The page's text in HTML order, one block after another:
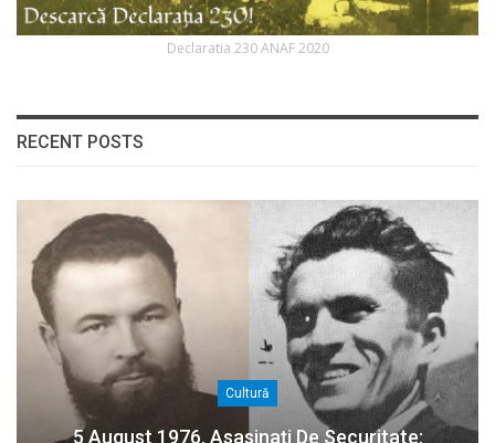
Declaratia 230 ANAF 2020
RECENT POSTS
Cultură
5 August 1976. Asasinați De Securitate: